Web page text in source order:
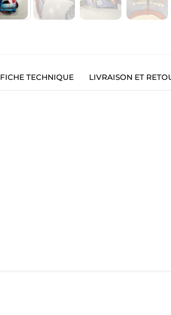
FICHE TECHNIQUE LIVRAISON ET